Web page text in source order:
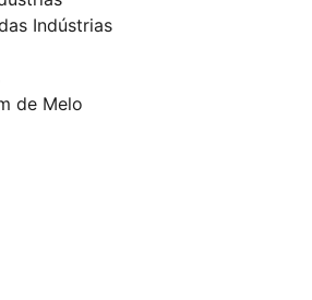
Indústrias
de Melo